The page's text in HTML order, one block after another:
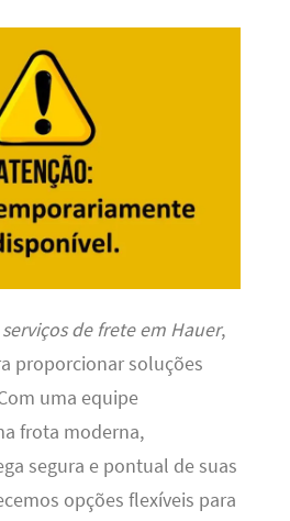
serviços de frete em Hauer,
proporcionar soluções
uma equipe
frota moderna,
segura e pontual de suas
opções flexíveis para